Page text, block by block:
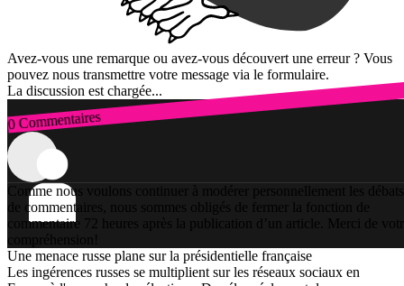
Avez-vous une remarque ou avez-vous découvert une erreur ? Vous
pouvez nous transmettre votre message via le formulaire.
La discussion est chargée...
0 Commentaires
Connexion
Comme nous voulons continuer à modérer personnellement les débats
de commentaires, nous sommes obligés de fermer la fonction de
commentaire 72 heures après la publication d’un article. Merci de
compréhension!
Une menace russe plane sur la présidentielle française
Les ingérences russes se multiplient sur les réseaux sociaux en